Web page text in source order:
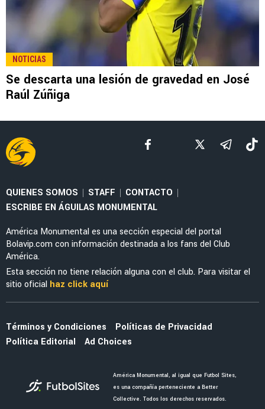
LEE TAMBIÉN
NOTICIAS
Noticias de América HOY, 1 de agosto